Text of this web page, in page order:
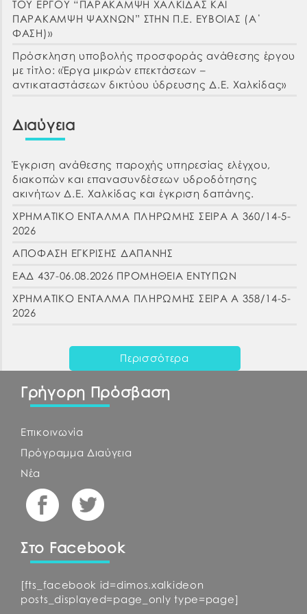
ΤΟΥ ΕΡΓΟΥ “ΠΑΡΑΚΑΜΨΗ ΧΑΛΚΙΔΑΣ ΚΑΙ
ΠΑΡΑΚΑΜΨΗ ΨΑΧΝΩΝ” ΣΤΗΝ Π.Ε. ΕΥΒΟΙΑΣ (Α΄
ΦΑΣΗ)»
Πρόσκληση υποβολής προσφοράς ανάθεσης έργου
με τίτλο: «Έργα μικρών επεκτάσεων –
αντικαταστάσεων δικτύου ύδρευσης Δ.Ε. Χαλκίδας»
Διαύγεια
Έγκριση ανάθεσης παροχής υπηρεσίας ελέγχου,
διακοπών και επανασυνδέσεων υδροδότησης
ακινήτων Δ.Ε. Χαλκίδας και έγκριση δαπάνης.
ΧΡΗΜΑΤΙΚΟ ΕΝΤΑΛΜΑ ΠΛΗΡΩΜΗΣ ΣΕΙΡΑ Α 360/14-5-
2026
ΑΠΟΦΑΣΗ ΕΓΚΡΙΣΗΣ ΔΑΠΑΝΗΣ
ΕΑΔ 437-06.08.2026 ΠΡΟΜΗΘΕΙΑ ΕΝΤΥΠΩΝ
ΧΡΗΜΑΤΙΚΟ ΕΝΤΑΛΜΑ ΠΛΗΡΩΜΗΣ ΣΕΙΡΑ Α 358/14-5-
2026
Περισσότερα
Γρήγορη Πρόσβαση
Επικοινωνία
Πρόγραμμα Διαύγεια
Νέα
Στο Facebook
[fts_facebook id=dimos.xalkideon
posts_displayed=page_only type=page]